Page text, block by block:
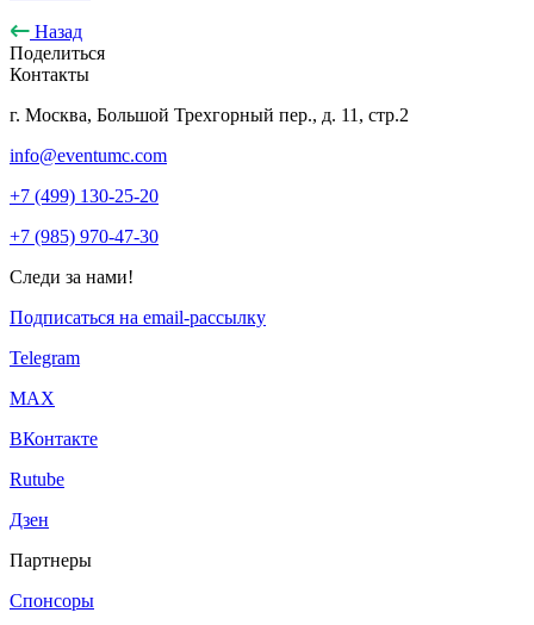
Назад
Поделиться
Контакты
г. Москва, Большой Трехгорный пер., д. 11, стр.2
info@eventumc.com
+7 (499) 130-25-20
+7 (985) 970-47-30
Следи за нами!
Подписаться на email-рассылку
Telegram
МАХ
ВКонтакте
Rutube
Дзен
Партнеры
Спонсоры